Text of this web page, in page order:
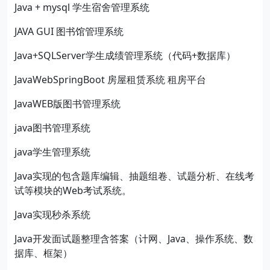
Java + mysql 学生宿舍管理系统
JAVA GUI 图书馆管理系统
Java+SQLServer学生成绩管理系统（代码+数据库）
JavaWebSpringBoot 房屋租赁系统 租房平台
JavaWEB版图书管理系统
java图书管理系统
java学生管理系统
Java实现的包含题库编辑、抽题组卷、试题分析、在线考
试等模块的Web考试系统。
Java实现秒杀系统
Java开发面试题整理含答案（计网、Java、操作系统、数
据库、框架）